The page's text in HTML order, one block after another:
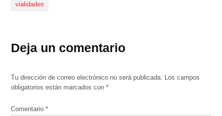
vialidades
Deja un comentario
Tu dirección de correo electrónico no será publicada. Los campos
obligatorios están marcados con*
Comentario*